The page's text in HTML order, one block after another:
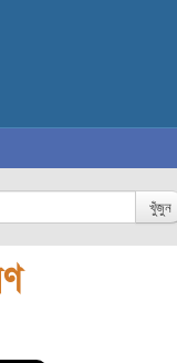
খুঁজুন